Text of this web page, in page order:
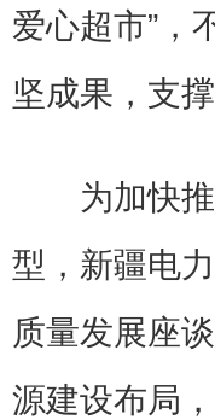
爱心超市”，
坚成果，支
为加快
型，新疆电
质量发展座
源建设布局